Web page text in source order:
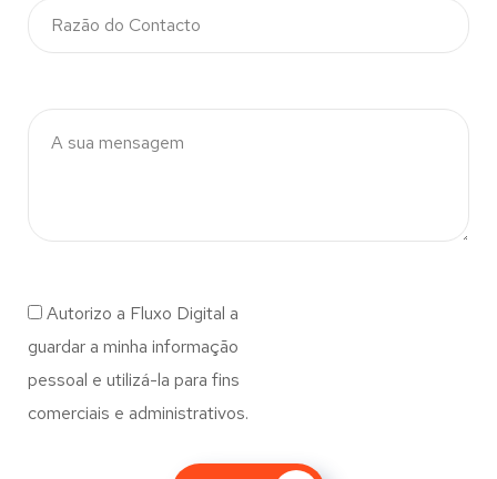
Autorizo a Fluxo Digital a
guardar a minha informação
pessoal e utilizá-la para fins
comerciais e administrativos.